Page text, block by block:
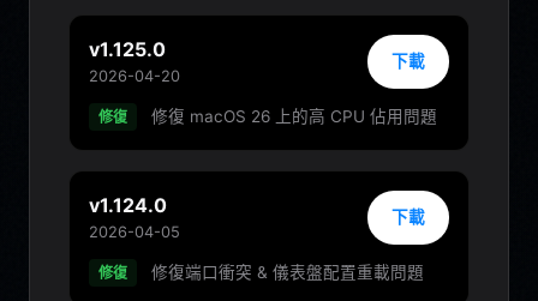
v1.125.0
2026-04-20
下載
修復 修復 macOS 26 上的高 CPU 佔用問題
v1.124.0
2026-04-05
下載
修復 修復端口衝突 & 儀表盤配置重載問題